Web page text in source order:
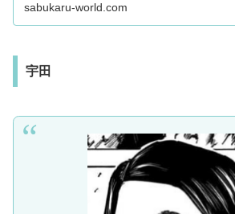
sabukaru-world.com
宇田